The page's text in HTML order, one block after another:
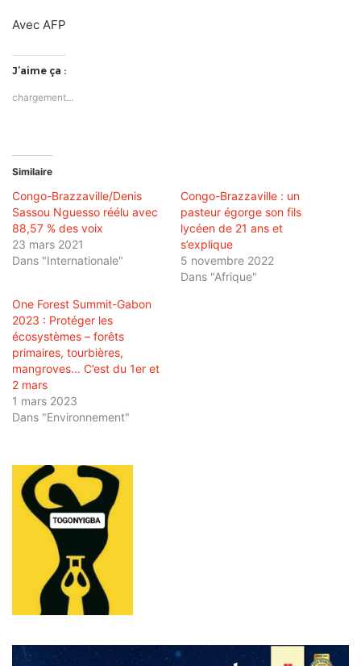
Avec AFP
J’aime ça :
chargement…
Similaire
Congo-Brazzaville/Denis
Sassou Nguesso réélu avec
88,57 % des voix
23 mars 2021
Dans "Internationale"
Congo-Brazzaville : un
pasteur égorge son fils
lycéen de 21 ans et
s’explique
5 novembre 2022
Dans "Afrique"
One Forest Summit-Gabon
2023 : Protéger les
écosystèmes – forêts
primaires, tourbières,
mangroves… C’est du 1er et
2 mars
1 mars 2023
Dans "Environnement"